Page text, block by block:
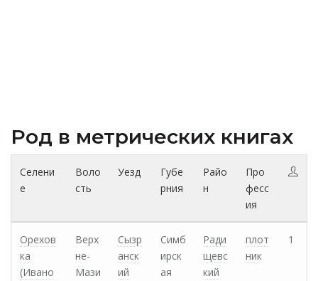
Род в метрических книгах
Селени
е
Воло
сть
Уезд
Губе
рния
Райо
н
Про
фесс
ия
Орехов
ка
(Ивано
Верх
не-
Мази
Сызр
анск
ий
Симб
ирск
ая
Ради
щевс
кий
плот
ник
1